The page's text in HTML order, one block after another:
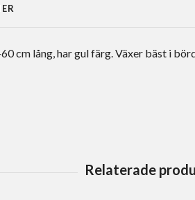
cm lång, har gul färg. Växer bäst i